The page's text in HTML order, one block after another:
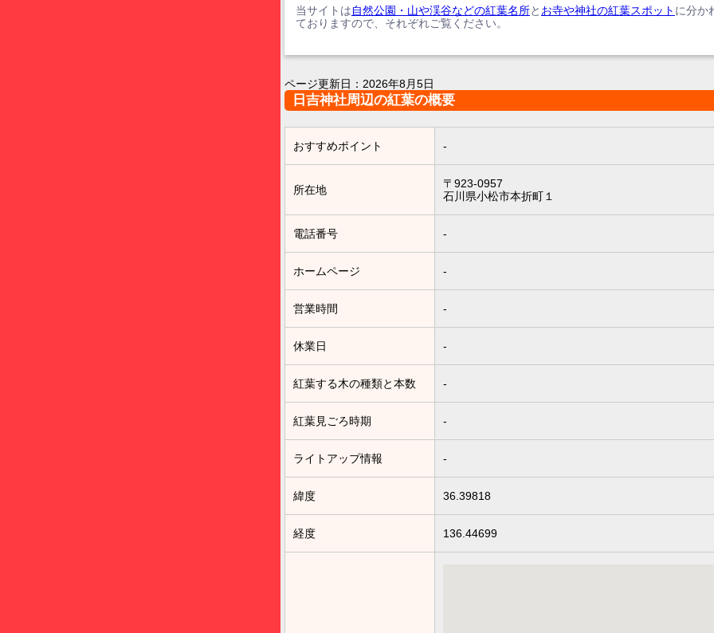
当サイトは自然公園・山や渓谷などの紅葉名所と お寺や神社の紅葉スポット に分か
ておりますので、それぞれご覧ください。
ページ更新日： 2026年8月5日
日吉神社周辺の紅葉の概要
おすすめポイント -
所在地
〒923-0957
石川県小松市本折町１
電話番号 -
ホームページ -
営業時間 -
休業日 -
紅葉する木の種類と本数 -
紅葉見ごろ時期 -
ライトアップ情報 -
緯度 36.39818
経度 136.44699